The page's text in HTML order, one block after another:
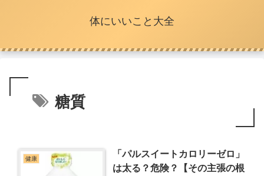
体にいいこと大全
糖質
健康
「パルスイートカロリーゼロ」
は太る？危険？【その主張の根